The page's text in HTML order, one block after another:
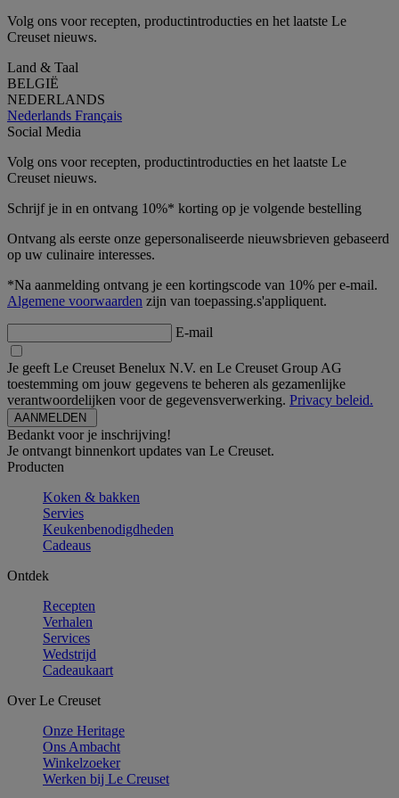
Volg ons voor recepten, productintroducties en het laatste Le
Creuset nieuws.
Land & Taal
BELGIË
NEDERLANDS
Nederlands Français
Social Media
Volg ons voor recepten, productintroducties en het laatste Le
Creuset nieuws.
Schrijf je in en ontvang 10%* korting op je volgende bestelling
Ontvang als eerste onze gepersonaliseerde nieuwsbrieven gebaseerd
op uw culinaire interesses.
*Na aanmelding ontvang je een kortingscode van 10% per e-mail.
Algemene voorwaarden zijn van toepassing.s'appliquent.
E-mail
Je geeft Le Creuset Benelux N.V. en Le Creuset Group AG
toestemming om jouw gegevens te beheren als gezamenlijke
verantwoordelijken voor de gegevensverwerking. Privacy beleid.
Bedankt voor je inschrijving!
Je ontvangt binnenkort updates van Le Creuset.
Producten
Koken & bakken
Servies
Keukenbenodigdheden
Cadeaus
Ontdek
Recepten
Verhalen
Services
Wedstrijd
Cadeaukaart
Over Le Creuset
Onze Heritage
Ons Ambacht
Winkelzoeker
Werken bij Le Creuset